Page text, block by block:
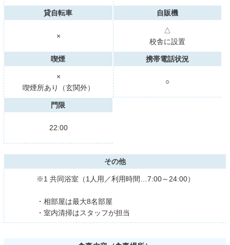
貸自転車
×
自販機
△
校舎に設置
喫煙
×
喫煙所あり（玄関外）
携帯電話状況
○
門限
22:00
その他
※1 共同浴室（1人用／利用時間…7:00～24:00）
・相部屋は最大8名部屋
・室内清掃はスタッフが担当